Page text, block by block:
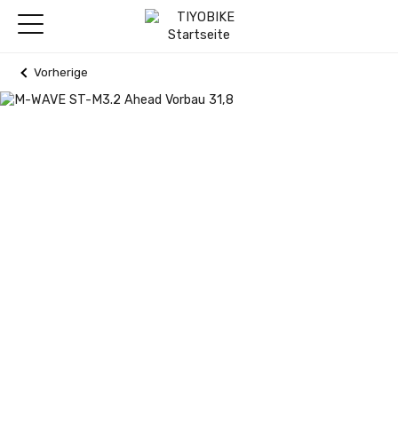
Vorherige